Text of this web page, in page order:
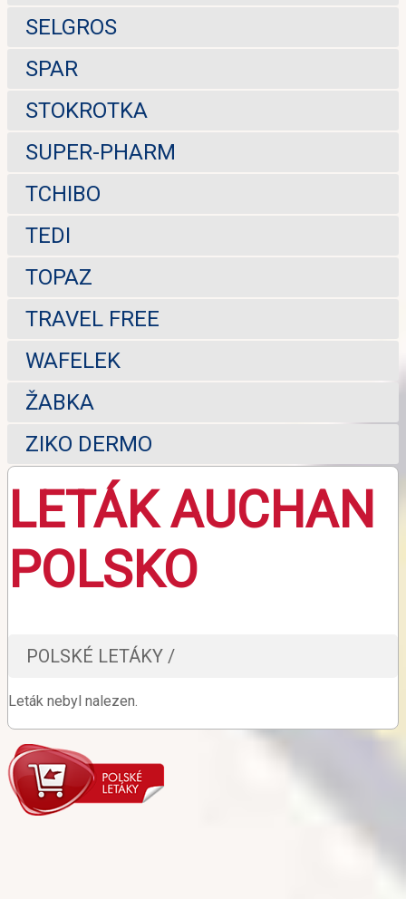
SELGROS
SPAR
STOKROTKA
SUPER-PHARM
TCHIBO
TEDI
TOPAZ
TRAVEL FREE
WAFELEK
ŽABKA
ZIKO DERMO
LETÁK AUCHAN
POLSKO
POLSKÉ LETÁKY /
Leták nebyl nalezen.